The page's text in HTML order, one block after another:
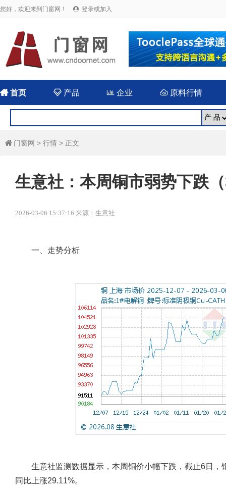
您好，欢迎来到门窗网！  登录或加入
首页 产品  企业 原料行情
 门窗网 > 行情 > 正文
生意社：本周铜市弱势下跌
2026-03-06 15:37:16 来源：生意社
一、走势分析
生意社监测数据显示，本周铜价小幅下跌，截止6日，
同比上涨29.11%。